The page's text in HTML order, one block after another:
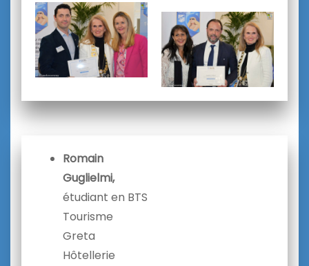
Romain
Guglielmi,
étudiant en BTS
Tourisme
Greta
Hôtellerie